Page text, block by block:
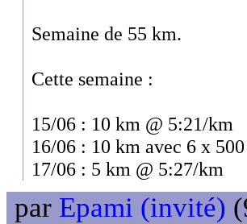
Semaine de 55 km.
Cette semaine :
15/06 : 10 km @ 5:21/km
16/06 : 10 km avec 6 x
17/06 : 5 km @ 5:27/km
par Epami (invité)